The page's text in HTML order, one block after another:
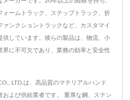
ォームトラック、ステップトラック、折
ァンクショントラックなど、カスタマイ
供しています。彼らの製品は、物流、小
界に不可欠であり、業務の効率と安全性
LTD.は、高品質のマテリアルハンド
および供給業者です。 重厚な鋼、ステン